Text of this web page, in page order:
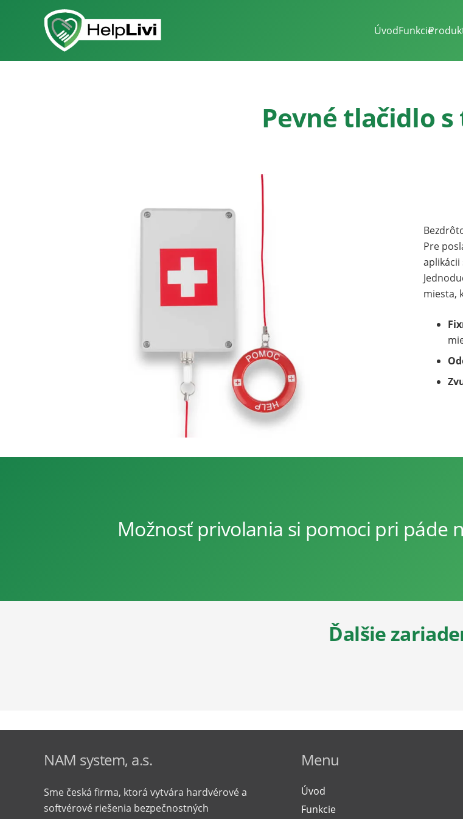
ÚvodFunkcie
Pevné tlačidlo
Pre
aplikácii
miesta,
Možnosť privolania si pomoci pri páde
Ďalšie
NAM system, a.s.
Sme česká firma, ktorá vytvára hardvérové ​​a
softvérové ​​riešenia bezpečnostných
Menu
Úvod
Funkcie